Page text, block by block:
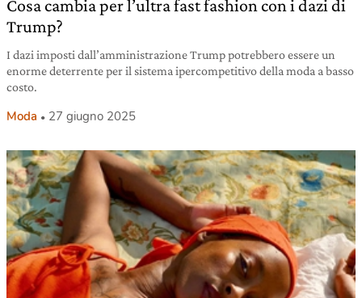
Cosa cambia per l’ultra fast fashion con i dazi di
Trump?
I dazi imposti dall’amministrazione Trump potrebbero essere un
enorme deterrente per il sistema ipercompetitivo della moda a basso
costo.
Moda 27 giugno 2025